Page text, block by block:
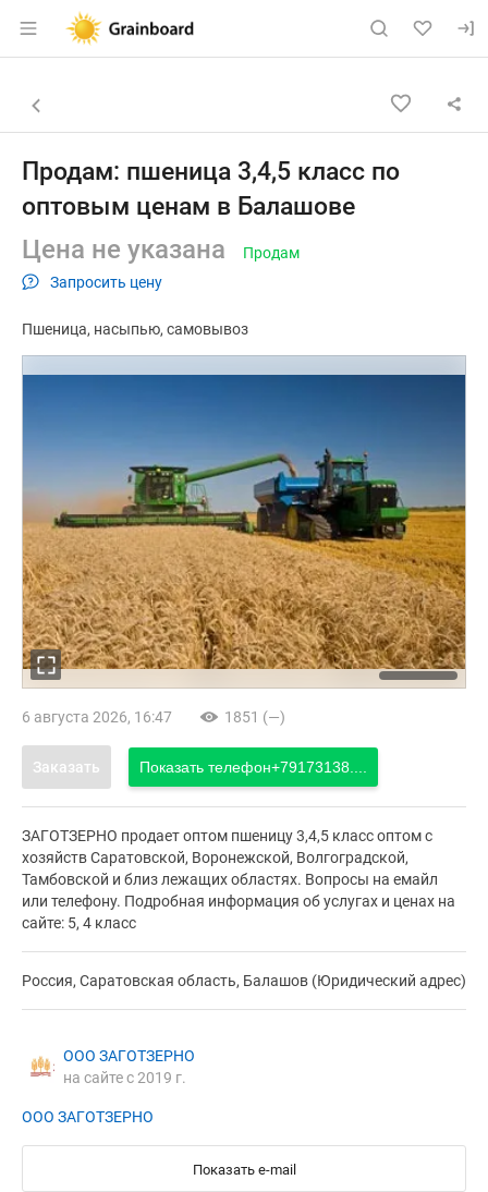
Раздел навигации по сайту
Объявление: Продам:
Навигация и управление объявлением
Назад к списку объявлений
Продам: пшеница 3,4,5 класс по
оптовым ценам в Балашове
Цена не указана
Запросить цену
Продам
Пшеница насыпью самовывоз
6 августа 2026, 16:47 1851 (—)
Заказать Показать телефон+79173138....
ЗАГОТЗЕРНО продает оптом пшеницу 3,4,5 класс оптом с
хозяйств Саратовской, Воронежской, Волгоградской,
Тамбовской и близ лежащих областях. Вопросы на емайл
или телефону. Подробная информация об услугах и ценах на
сайте: 5, 4 класс
Россия, Саратовская область, Балашов (Юридический адрес)
ООО ЗАГОТЗЕРНО
на сайте с 2019 г.
ООО ЗАГОТЗЕРНО
Показать e-mail